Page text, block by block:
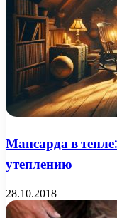
Мансарда в
утеплению
28.10.2018